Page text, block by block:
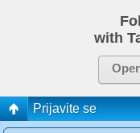
with
Prijavite se